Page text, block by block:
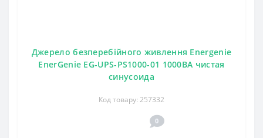
Джерело безперебійного живлення Energenie
EnerGenie EG-UPS-PS1000-01 1000ВA чистая
синусоида
Код товару: 257332
0